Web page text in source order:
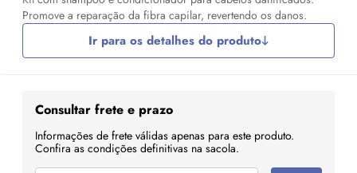
Promove a reparação da fibra capilar, revertendo os danos.
Ir para os detalhes do produto
Consultar frete e prazo
Informações de frete válidas apenas para este produto.
Confira as condições definitivas na sacola.